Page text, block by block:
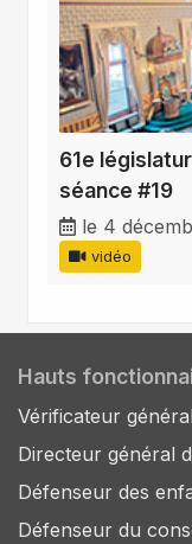
61e
séance #19
le 4
vidéo
Hauts
Vérificateur général
Directeur général
Défenseur des
Défenseur du